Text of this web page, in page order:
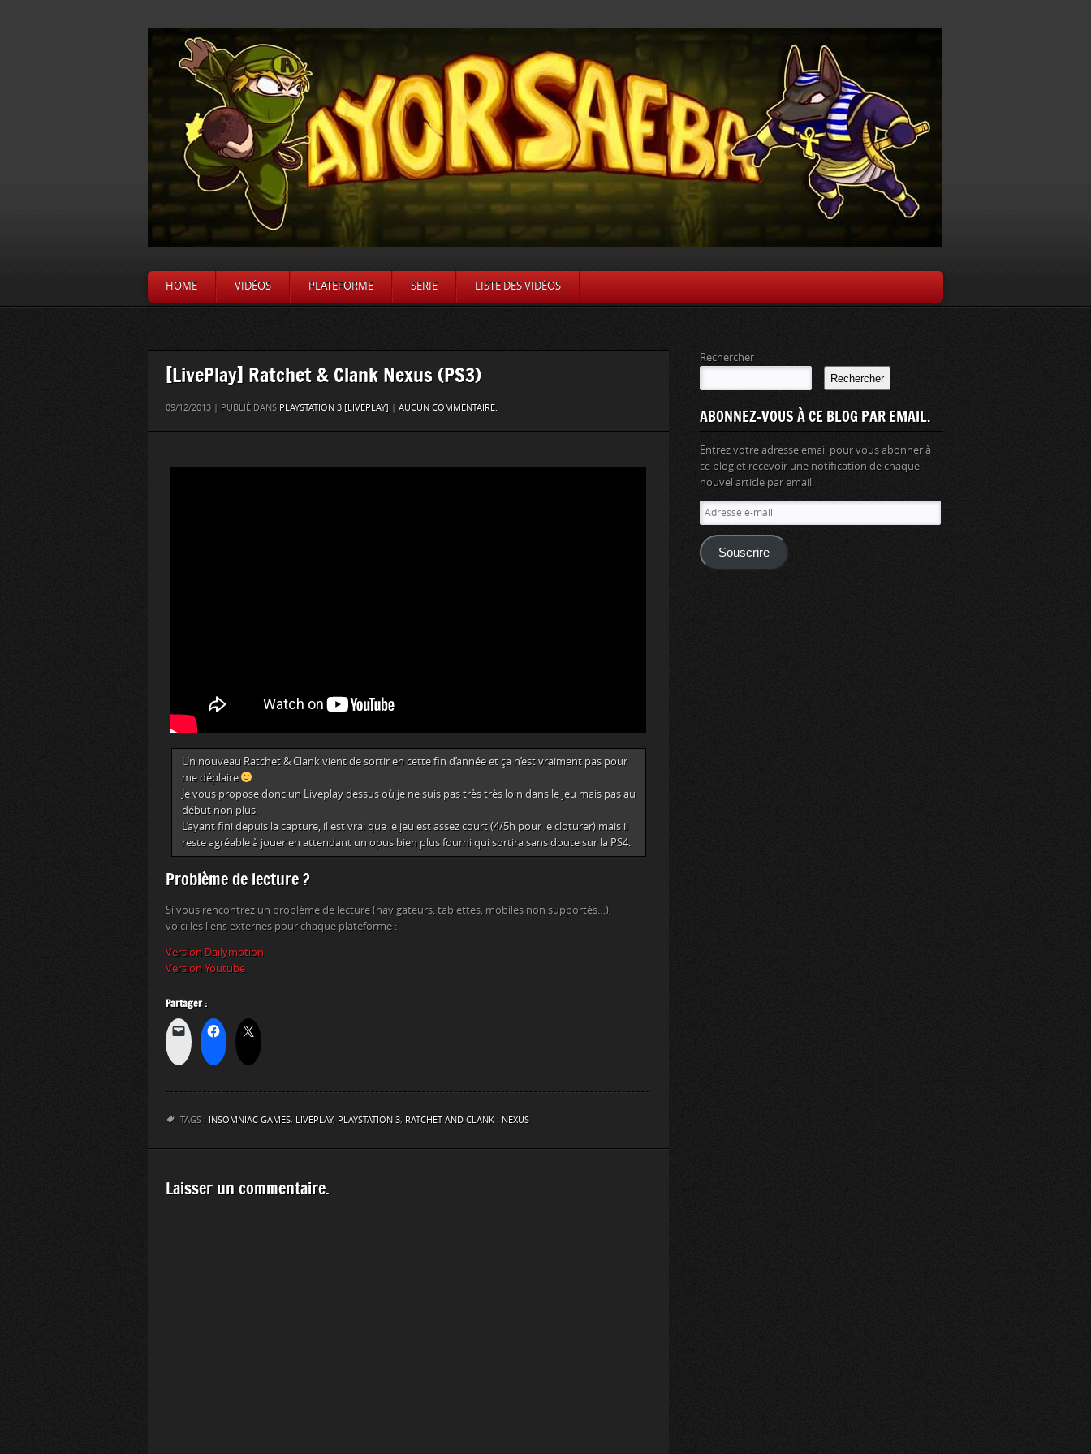
HOME VIDÉOS PLATEFORME SERIE LISTE DES VIDÉOS
[LivePlay] Ratchet & Clank Nexus (PS3)
09/12/2013 | PUBLIÉ DANS PLAYSTATION 3,[LIVEPLAY] | AUCUN COMMENTAIRE.
Un nouveau Ratchet & Clank vient de sortir en cette fin d’année et ça n’est vraiment pas pour
me déplaire
Je vous propose donc un Liveplay dessus où je ne suis pas très très loin dans le jeu mais pas au
début non plus.
L’ayant fini depuis la capture, il est vrai que le jeu est assez court (4/5h pour le cloturer) mais il
reste agréable à jouer en attendant un opus bien plus fourni qui sortira sans doute sur la PS4.
Problème de lecture ?
Si vous rencontrez un problème de lecture (navigateurs, tablettes, mobiles non supportés…),
voici les liens externes pour chaque plateforme :
Version Dailymotion
Version Youtube
Partager :
TAGS : INSOMNIAC GAMES, LIVEPLAY, PLAYSTATION 3, RATCHET AND CLANK : NEXUS
Laisser un commentaire.
Rechercher
Rechercher
ABONNEZ-VOUS À CE BLOG PAR EMAIL.
Entrez votre adresse email pour vous abonner à
ce blog et recevoir une notification de chaque
nouvel article par email.
Adresse
e-
mail
Souscrire